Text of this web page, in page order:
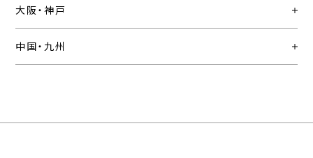
大阪・神戸
中国・九州